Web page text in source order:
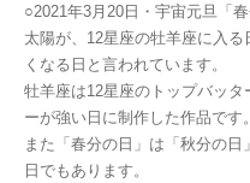
○2021年3月20日・宇宙元旦「
太陽が、12星座の牡羊座に入
くなる日と言われています。
牡羊座は12星座のトップバッ
ーが強い日に制作した作品です。
また「春分の日」は「秋分の
日でもあります。